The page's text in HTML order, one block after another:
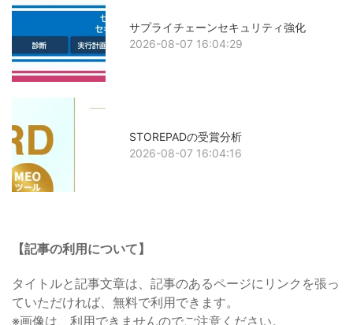
サプライチェーンセキュリティ強化
2026-08-07 16:04:29
STOREPADの受賞分析
2026-08-07 16:04:16
【記事の利用について】
タイトルと記事文章は、記事のあるページにリンクを張っ
ていただければ、無料で利用できます。
※画像は、利用できませんのでご注意ください。